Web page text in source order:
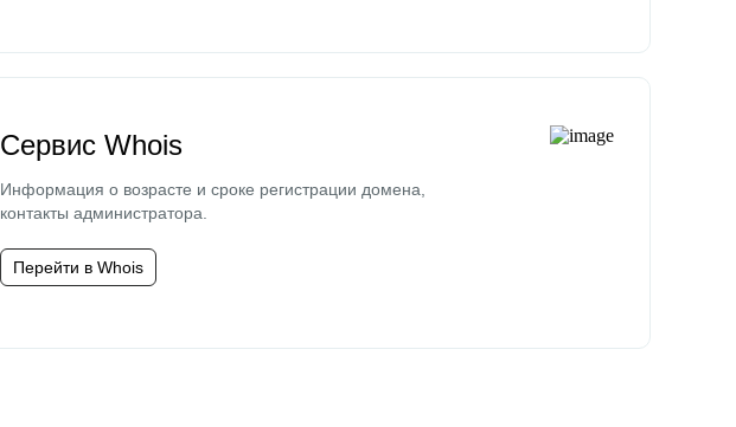
Сервис Whois
Информация о возрасте и сроке регистрации домена,
контакты администратора.
Перейти в Whois